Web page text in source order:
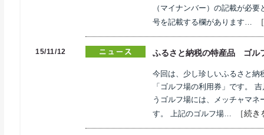
（マイナンバー）の記載が必
号を記載する欄があります…
15/11/12 ふるさと納税の特産品 ゴル
今回は、少し珍しいふるさと納
「ゴルフ場の利用券」です。
うゴルフ場には、メッチャマ
す。 上記のゴルフ場…
［続